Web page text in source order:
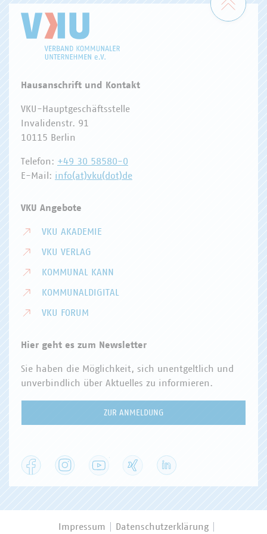
Hausanschrift und Kontakt
VKU-Hauptgeschäftsstelle
Invalidenstr. 91
10115 Berlin
Telefon: +49 30 58580-0
E-Mail: info(at)vku(dot)de
VKU Angebote
VKU AKADEMIE
VKU VERLAG
KOMMUNAL KANN
KOMMUNALDIGITAL
VKU FORUM
Hier geht es zum Newsletter
Sie haben die Möglichkeit, sich unentgeltlich und
unverbindlich über Aktuelles zu informieren.
ZUR ANMELDUNG
Facebook Instagram YouTube
Impressum Datenschutzerklärung